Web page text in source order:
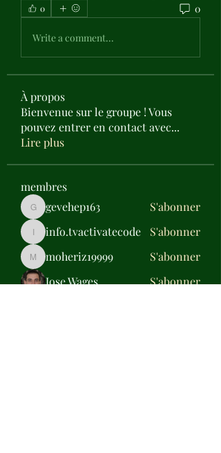
0 0
Write a comment...
À propos
Bienvenue sur le groupe ! Vous
pouvez entrer en contact avec...
Lire plus
membres
gevehep163
gevehep163 S'abonner
info.tvactivatecode
info.tvactivatecode S'abonner
moheriz19999
moheriz19999
S'abonner
Jose Wages
S'abonner